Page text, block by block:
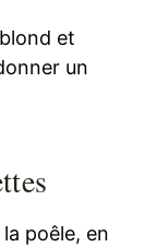
et
un
poêle, en